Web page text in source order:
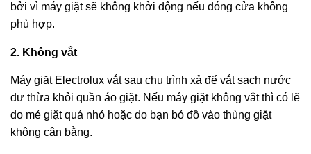
bởi vì máy giặt sẽ không khởi động nếu đóng cửa không
phù hợp.
2. Không vắt
Máy giặt Electrolux vắt sau chu trình xả để vắt sạch nước
dư thừa khỏi quần áo giặt. Nếu máy giặt không vắt thì có lẽ
do mẻ giặt quá nhỏ hoặc do bạn bỏ đồ vào thùng giặt
không cân bằng.